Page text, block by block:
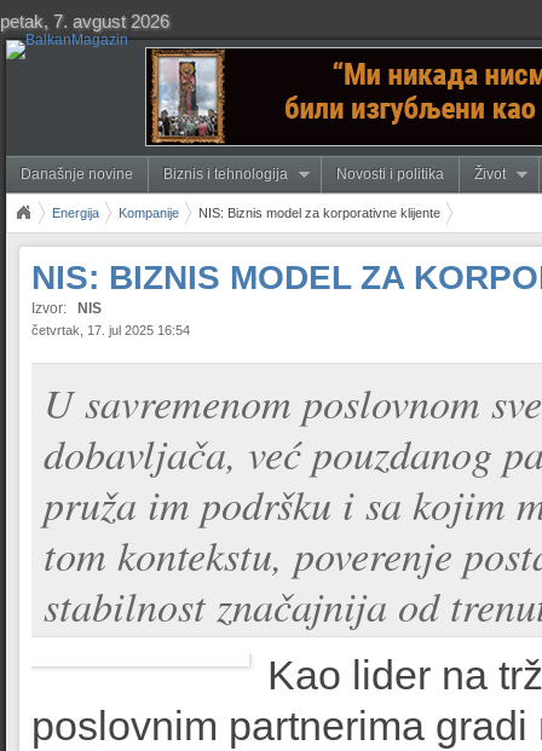
petak, 7. avgust 2026
Današnje novine Biznis i tehnologija Novosti i politika Život
Energija Kompanije NIS: Biznis model za korporativne klijente
NIS: BIZNIS MODEL ZA
Izvor: NIS
četvrtak, 17. jul 2025 16:54
U savremenom poslovnom
dobavljača, već pouzdanog
pruža im podršku i sa kojim
tom kontekstu, poverenje
stabilnost značajnija od
Kao lider na
poslovnim partnerima